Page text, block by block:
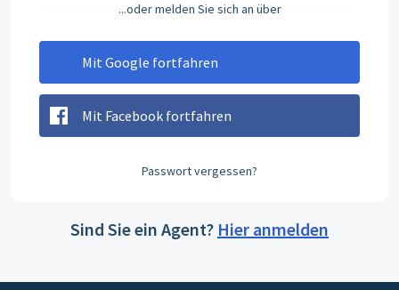
...oder melden Sie sich an über
Mit Google fortfahren
Mit Facebook fortfahren
Passwort vergessen?
Sind Sie ein Agent? Hier anmelden